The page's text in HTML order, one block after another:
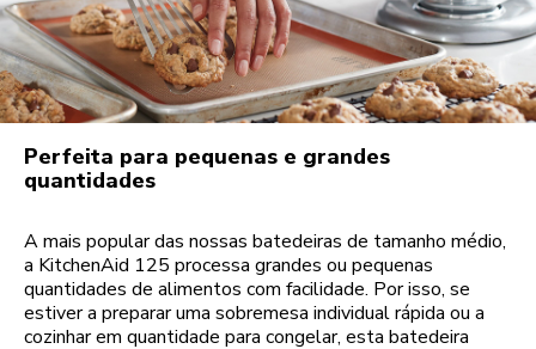
Perfeita para pequenas e grandes
quantidades
A mais popular das nossas batedeiras de tamanho médio,
a KitchenAid 125 processa grandes ou pequenas
quantidades de alimentos com facilidade. Por isso, se
estiver a preparar uma sobremesa individual rápida ou a
cozinhar em quantidade para congelar, esta batedeira